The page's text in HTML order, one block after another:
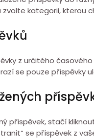
zvolte kategorii, kterou
z určitého
se pouze příspěvky
příspěvek, stačí
se příspěvek z